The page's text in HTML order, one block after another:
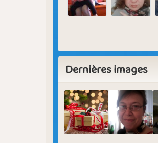
Dernières images